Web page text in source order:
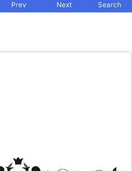
Prev Next Search